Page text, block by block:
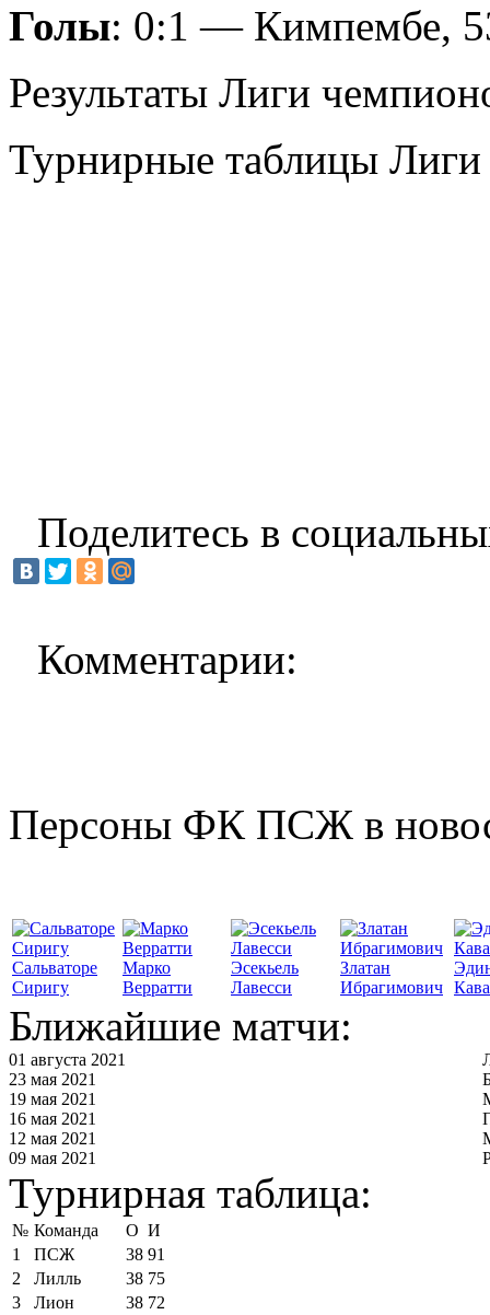
Голы: 0:1 — Кимпембе,
Результаты Лиги
Турнирные таблицы
Поделитесь в
Комментарии:
Персоны ФК ПСЖ в
Сальваторе
Сиригу
Марко
Верратти
Эсекьель
Лавесси
Златан
Ибрагимович
Ближайшие матчи:
01 августа 2021
23 мая 2021
19 мая 2021
16 мая 2021
12 мая 2021
09 мая 2021
Турнирная таблица:
№ Команда О И
1
ПСЖ 38 91
2
Лилль 38 75
3
Лион 38 72